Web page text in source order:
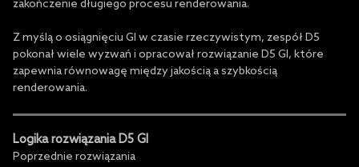
zakończenie długiego procesu renderowania.
Z myślą o osiągnięciu GI w czasie rzeczywistym, zespół D5
pokonał wiele wyzwań i opracował rozwiązanie D5 GI, które
zapewnia równowagę między jakością a szybkością
renderowania.
Logika rozwiązania D5 GI
Poprzednie rozwiązania